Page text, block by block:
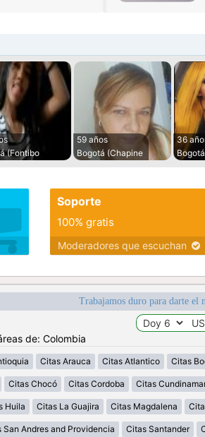
(Fontibo
59 años
Bogotá (Chapine
36
Soporte
100% gratis
Moderadores que escuchan
Trabajamos duro para darte
de: Colombia
Citas Arauca Citas Atlantico Citas
Citas Chocó Citas Cordoba Citas
Huila Citas La Guajira Citas Magdalena
San Andres and Providencia Citas Santander